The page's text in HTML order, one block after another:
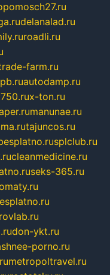
delanalad.ru
roadli.ru
farm.ru
autodamp.ru
x-ton.ru
manunae.ru
tajuncos.ru
splclub.ru
cleanmedicine.ru
seks-365.ru
don-ykt.ru
porno.ru
metropoltravel.ru